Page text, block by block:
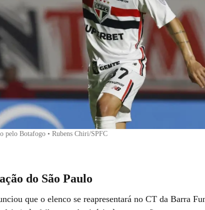
pelo Botafogo • Rubens Chiri/SPFC
do São Paulo
que o elenco se reapresentará no CT da Barra